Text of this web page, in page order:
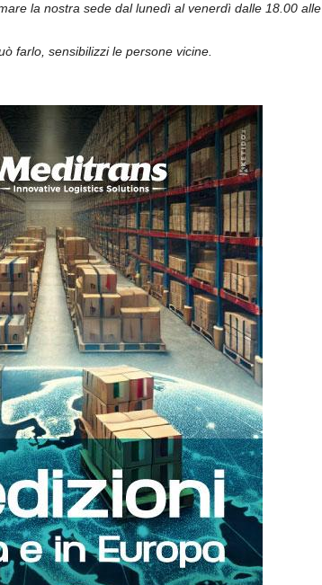
la nostra sede dal lunedì al venerdì dalle 18.00 alle
farlo, sensibilizzi le persone vicine.